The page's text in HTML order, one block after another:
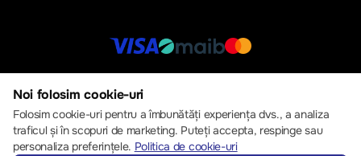
© 2013 – 2026 ECOM
Noi folosim cookie-uri
Folosim cookie-uri pentru a îmbunătăți experiența dvs., a analiza
traficul și în scopuri de marketing. Puteți accepta, respinge sau
personaliza preferințele. Politica de cookie-uri